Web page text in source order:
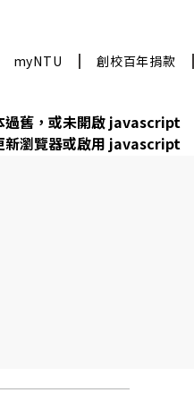
myNTU 創校百年捐款
過舊，或未開啟 javascript
新瀏覽器或啟用 javascript